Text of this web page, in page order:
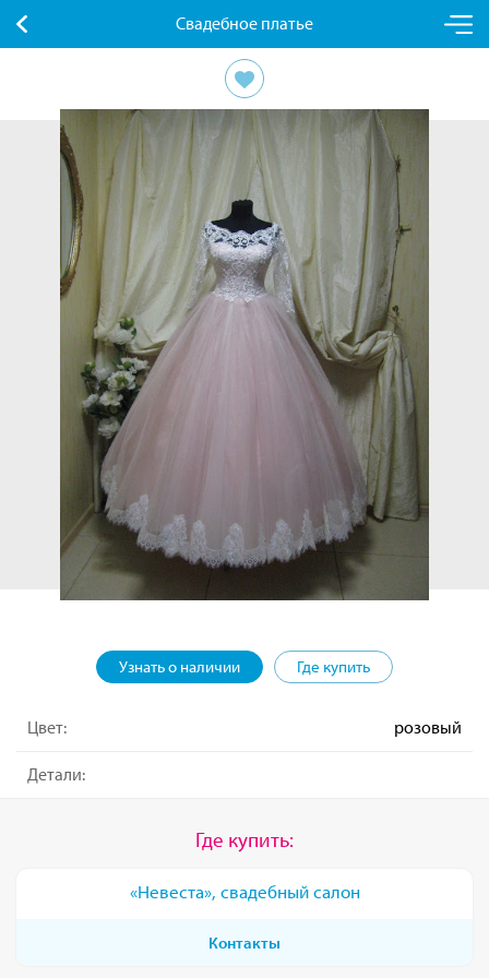
Свадебное платье
Узнать о наличии Где купить
Цвет: розовый
Детали:
Где купить:
«Невеста», свадебный салон
Контакты